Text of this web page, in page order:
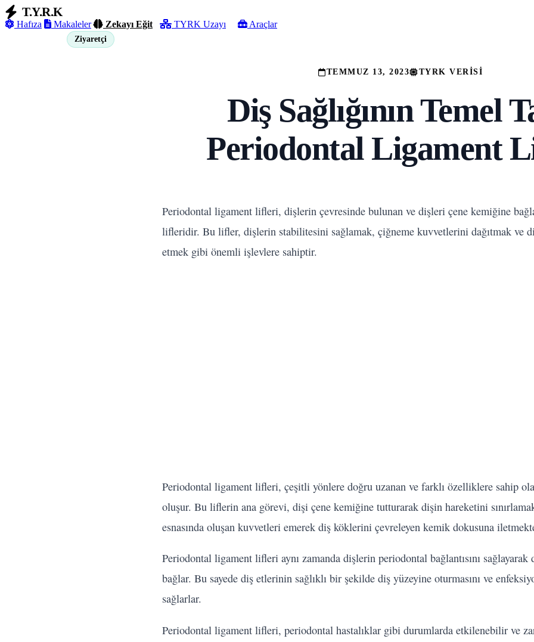
T.Y.R.K
Hafıza Makaleler Zekayı Eğit TYRK Uzayı Araçlar
Ziyaretçi
TEMMUZ 13, 2023 TYRK VERISI
Diş Sağlığının Temel
Periodontal Ligament
Periodontal ligament lifleri, dişlerin çevresinde bulunan ve dişleri çene kemiğine
lifleridir. Bu lifler, dişlerin stabilitesini sağlamak, çiğneme kuvvetlerini dağıtmak ve
etmek gibi önemli işlevlere sahiptir.
Periodontal ligament lifleri, çeşitli yönlere doğru uzanan ve farklı özelliklere sahip
oluşur. Bu liflerin ana görevi, dişi çene kemiğine tutturarak dişin hareketini
esnasında oluşan kuvvetleri emerek diş köklerini çevreleyen kemik dokusuna
Periodontal ligament lifleri aynı zamanda dişlerin periodontal bağlantısını
bağlar. Bu sayede diş etlerinin sağlıklı bir şekilde diş yüzeyine oturmasını ve
sağlarlar.
Periodontal ligament lifleri, periodontal hastalıklar gibi durumlarda etkilenebilir ve